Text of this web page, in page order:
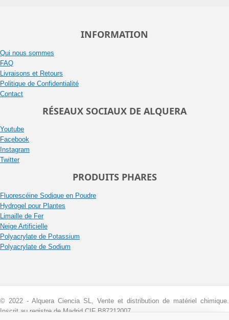
INFORMATION
Qui nous sommes
FAQ
Livraisons et Retours
Politique de Confidentialité
Contact
RÉSEAUX SOCIAUX DE ALQUERA
Youtube
Facebook
Instagram
Twitter
PRODUITS PHARES
Fluorescéine Sodique en Poudre
Hydrogel pour Plantes
Limaille de Fer
Neige Artificielle
Polyacrylate de Potassium
Polyacrylate de Sodium
© 2022 - Alquera Ciencia SL, Vente et distribution de matériel chimique.
Inscrit au registre de Madrid CIF B87212007.